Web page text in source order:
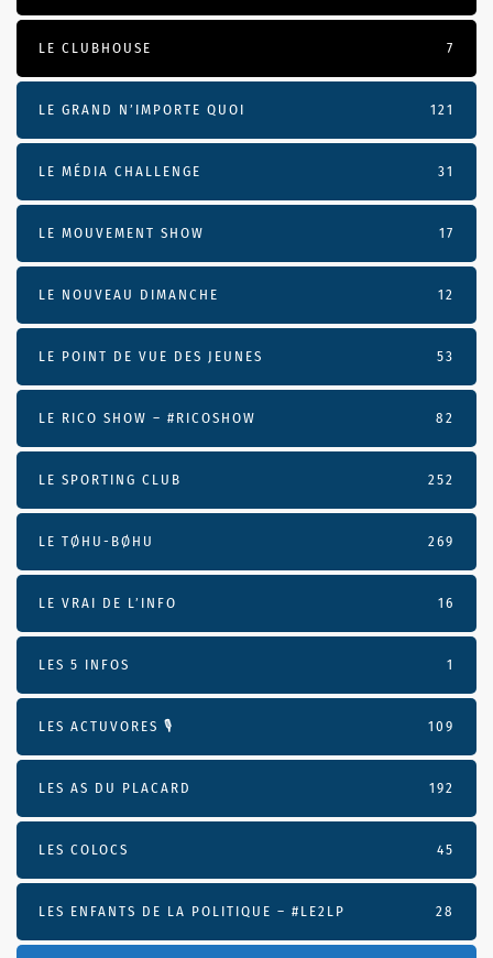
LE CLUBHOUSE 7
LE GRAND N’IMPORTE QUOI 121
LE MÉDIA CHALLENGE 31
LE MOUVEMENT SHOW 17
LE NOUVEAU DIMANCHE 12
LE POINT DE VUE DES JEUNES 53
LE RICO SHOW – #RICOSHOW 82
LE SPORTING CLUB 252
LE TØHU-BØHU 269
LE VRAI DE L’INFO 16
LES 5 INFOS 1
LES ACTUVORES 🎙 109
LES AS DU PLACARD 192
LES COLOCS 45
LES ENFANTS DE LA POLITIQUE – #LE2LP 28